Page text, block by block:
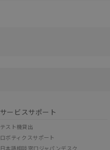
サービスサポート
テスト機貸出
ロボティクスサポート
日本語相談窓口ジャパンデスク